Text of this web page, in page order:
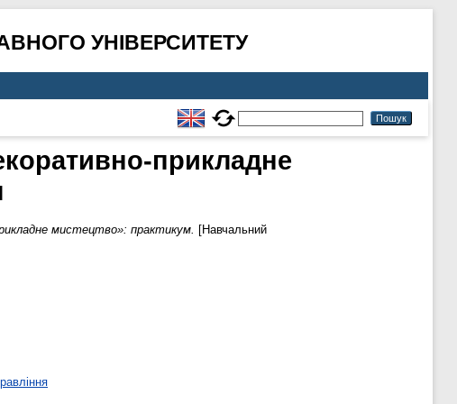
УНІВЕРСИТЕТУ
прикладне
мистецтво»: практикум. [Навчальний